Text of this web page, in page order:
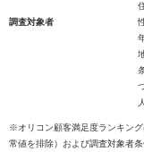
調査対象者
人
※オリコン顧客満足度ランキン
常値を排除）および調査対象者